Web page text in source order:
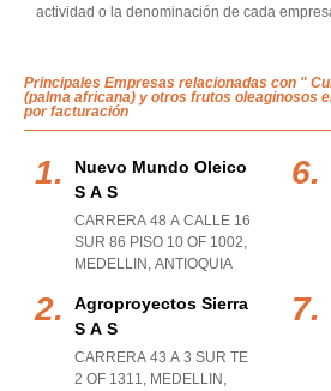
actividad o la denominación de cada
Principales Empresas relacionadas con "
(palma africana) y otros frutos oleaginosos
por facturación
Nuevo Mundo Oleico
S A S
CARRERA 48 A CALLE 16
SUR 86 PISO 10 OF 1002,
MEDELLIN , ANTIOQUIA
Agroproyectos Sierra
S A S
CARRERA 43 A 3 SUR TE
2 OF 1311, MEDELLIN ,